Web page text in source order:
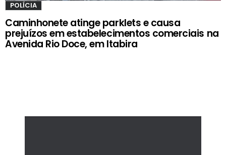
POLÍCIA
Caminhonete atinge parklets e causa
prejuízos em estabelecimentos comerciais na
Avenida Rio Doce, em Itabira